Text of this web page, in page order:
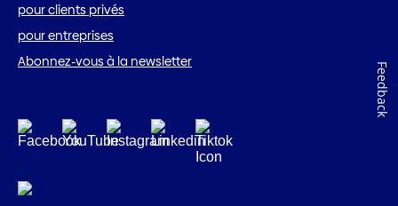
pour clients privés
pour entreprises
Abonnez-vous à la newsletter
Feedback